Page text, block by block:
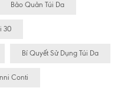
Bảo Quản Túi Da
30
Bí Quyết Sử Dụng Túi Da
Conti